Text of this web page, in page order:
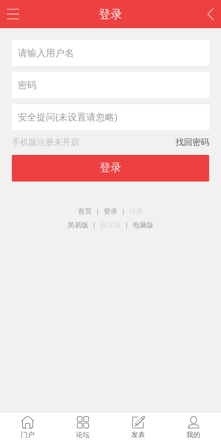
登录
安全提问(未设置请忽略)
手机版注册未开启 找回密码
登录
首页 | 登录 |
注册
简易版
| 触屏版 | 电脑版
门户 论坛 发表 我的